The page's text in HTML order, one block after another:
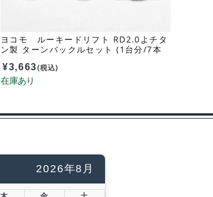
ヨコモ ルーキードリフト RD2.0よチタ
ン製 ターンバックルセット (1台分/7本
¥3,663(税込)
2026年8月